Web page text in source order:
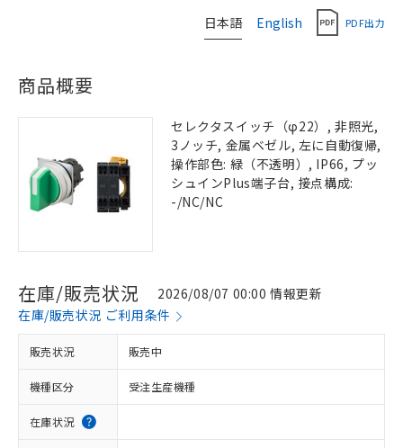
日本語 English PDF出力
商品概要
セレクタスイッチ（φ22）, 非照光,
3ノッチ, 金属ベゼル, 左に自動復帰,
操作部色: 緑（不透明）, IP66, プッ
シュインPlus端子台, 接点構成:
-/NC/NC
在庫/販売状況
2026/08/07 00:00 情報更新
在庫/販売状況 ご利用条件
販売状況 販売中
機種区分 受注生産機種
在庫状況